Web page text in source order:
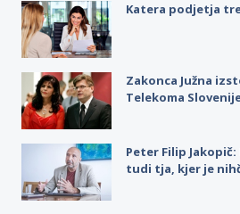
Katera podjetja
Zakonca Južna
Telekoma
Peter Filip
tudi tja, kjer je